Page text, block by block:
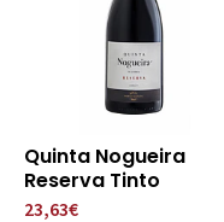
Quinta Nogueira
Reserva Tinto
23,63€